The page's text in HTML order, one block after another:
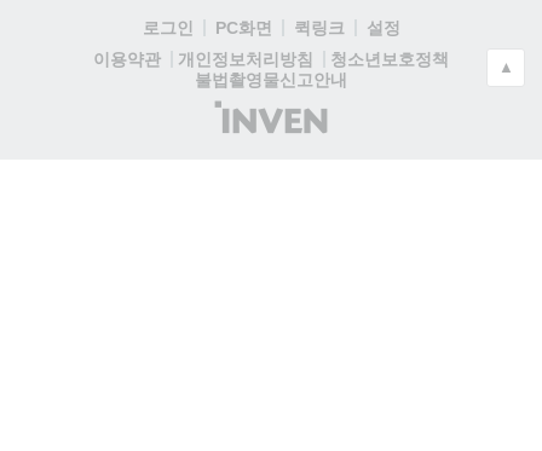
로그인 PC화면 퀵링크
설정
이용약관
개인정보처리방침
청소년보호정책
불법촬영물신고안내
(주)
인
▲